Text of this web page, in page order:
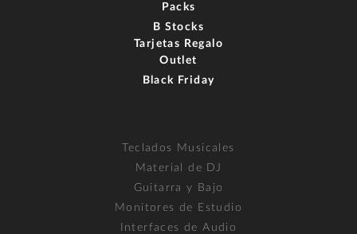
Packs
B Stocks
Tarjetas Regalo
Outlet
Black Friday
Teclados Musicales
Material de DJ
Guitarra y Bajo
Monitores de Estudio
Interfaces de Audio